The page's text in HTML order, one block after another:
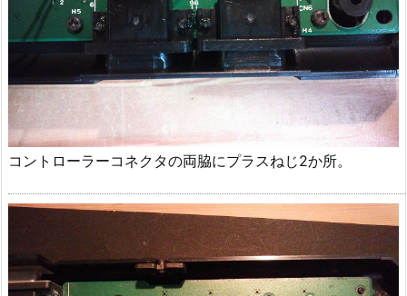
コントローラーコネクタの両脇にプラスねじ2か所。